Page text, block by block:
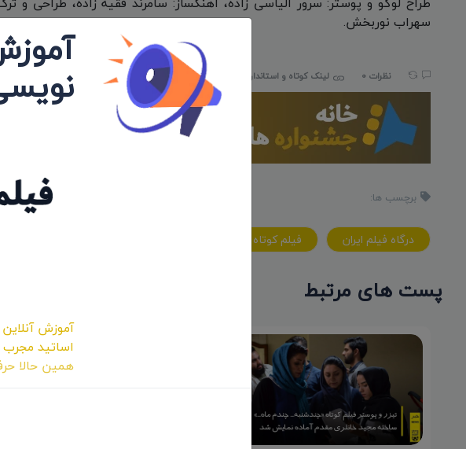
سهراب نوربخش.
نظرات 0 لینک کوتاه و استاندارد: iranfilmport.com/873
برچسب ها:
درگاه فيلم ايران فيلم کوتاه
پست های مرتبط
آموزش
اساتید مجرب
همین حالا